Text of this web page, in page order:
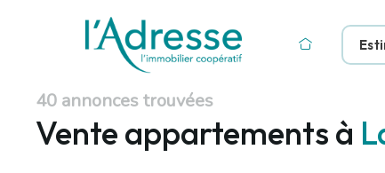
40 annonces trouvées
Vente appartements à